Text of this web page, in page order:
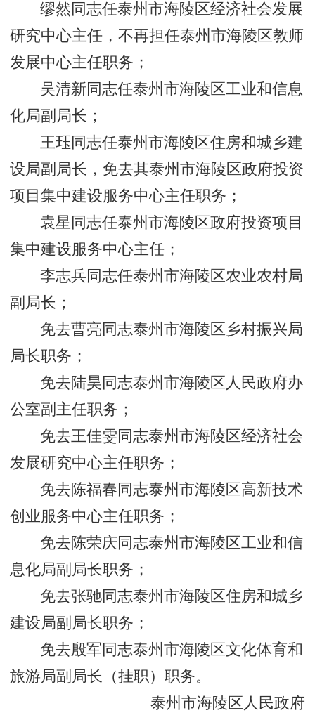
缪然同志任泰州市海陵区经济社会发展
研究中心主任，不再担任泰州市海陵区教师
发展中心主任职务；
吴清新同志任泰州市海陵区工业和信息
化局副局长；
王珏同志任泰州市海陵区住房和城乡建
设局副局长，免去其泰州市海陵区政府投资
项目集中建设服务中心主任职务；
袁星同志任泰州市海陵区政府投资项目
集中建设服务中心主任；
李志兵同志任泰州市海陵区农业农村局
副局长；
免去曹亮同志泰州市海陵区乡村振兴局
局长职务；
免去陆昊同志泰州市海陵区人民政府办
公室副主任职务；
免去王佳雯同志泰州市海陵区经济社会
发展研究中心主任职务；
免去陈福春同志泰州市海陵区高新技术
创业服务中心主任职务；
免去陈荣庆同志泰州市海陵区工业和信
息化局副局长职务；
免去张驰同志泰州市海陵区住房和城乡
建设局副局长职务；
免去殷军同志泰州市海陵区文化体育和
旅游局副局长（挂职）职务。
泰州市海陵区人民政府